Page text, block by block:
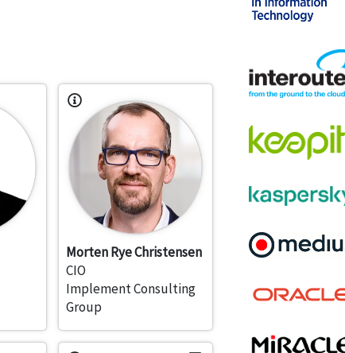
Morten Rye Christensen
CIO
Implement Consulting
Group